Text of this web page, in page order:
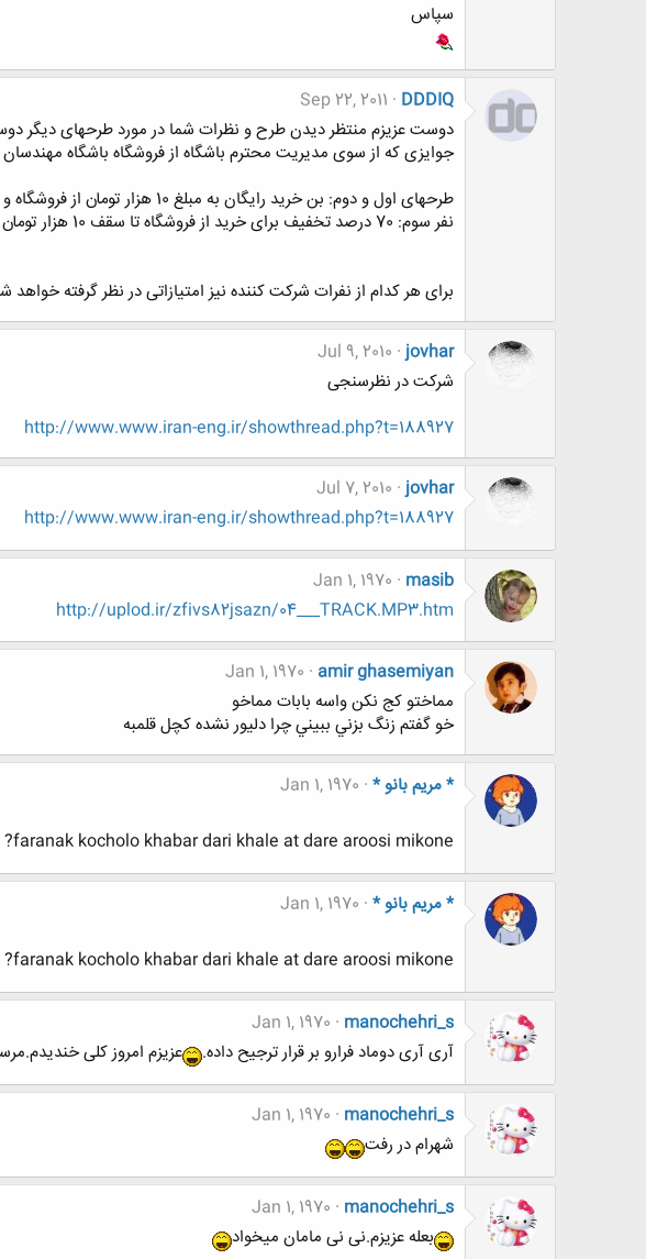
سپاس
DDDIQ
Sep 22, 2011
دوست عزیزم منتظر دیدن طرح و نظرات شما در مورد طرحهای دیگر
جوایزی که از سوی مدیریت محترم باشگاه از فروشگاه باشگاه
طرحهای اول و دوم: بن خرید رایگان به مبلغ 10 هزار تومان از فروشگاه و ارسال رایگان
نفر سوم: 70 درصد تخفیف برای خرید از فروشگاه تا سقف 10 هزار تومان خرید
برای هر کدام از نفرات شرکت کننده نیز امتیازاتی در نظر گرفته خواهد
jovhar
Jul 9, 2010
شرکت در نظرسنجی
http://www.www.iran-eng.ir/showthread.php?t=188927
jovhar
Jul 7, 2010
http://www.www.iran-eng.ir/showthread.php?t=188927
masib
Jan 1, 1970
http://uplod.ir/zfivs82jsazn/04___TRACK.MP3.htm
amir ghasemiyan
Jan 1, 1970
مماختو كج نكن واسه بابات مماخو
خو گفتم زنگ بزني ببيني چرا دليور نشده كچل قلمبه
* مریم بانو * Jan 1, 1970
faranak kocholo khabar dari khale at dare aroosi mikone?
* مریم بانو * Jan 1, 1970
faranak kocholo khabar dari khale at dare aroosi mikone?
manochehri_s
Jan 1, 1970
آری آری دوماد فرارو بر قرار ترجیح داده.
عزیزم امروز کلی
manochehri_s
Jan 1, 1970
شهرام در رفت
manochehri_s
Jan 1, 1970
بعله عزیزم.نی نی مامان میخواد